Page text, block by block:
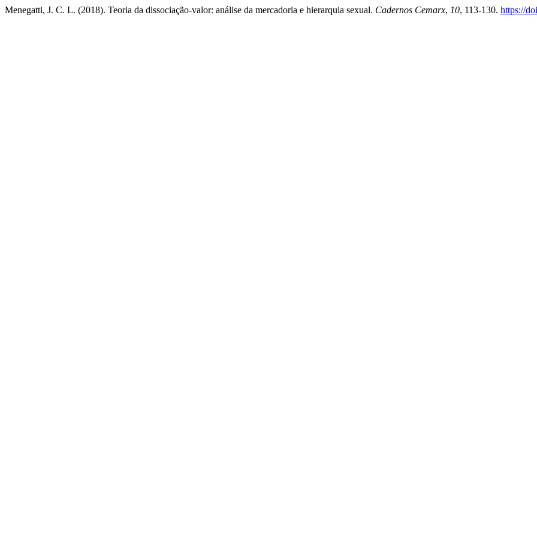
Menegatti, J. C. L. (2018). Teoria da dissociação-valor: análise da mercadoria e hierarquia sexual. Cadernos Cemarx, 10, 113-130. https://